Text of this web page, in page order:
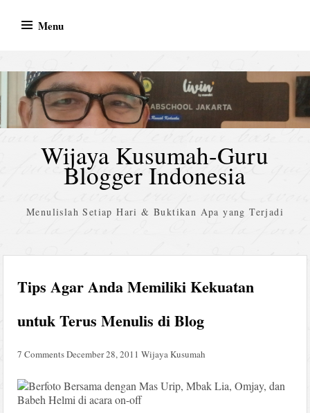
Menu
Wijaya Kusumah-Guru
Blogger Indonesia
Menulislah Setiap Hari & Buktikan Apa yang Terjadi
Tips Agar Anda Memiliki Kekuatan
untuk Terus Menulis di Blog
7 CommentsDecember 28, 2011 Wijaya Kusumah